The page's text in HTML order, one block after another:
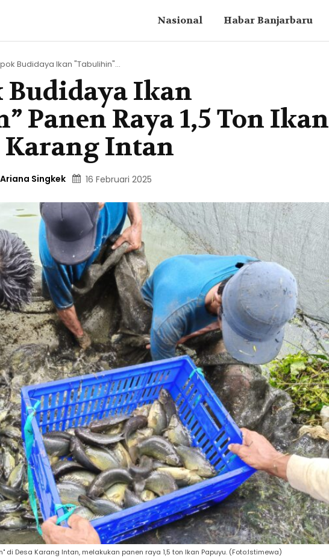
Nasional Habar Banjarbaru
Budidaya Ikan "Tabulihin"...
Budidaya Ikan
Panen Raya 1,5 Ton Ikan
Intan
Singkek 16 Februari 2025
di Desa Karang Intan, melakukan panen raya 1,5 ton Ikan Papuyu. (Foto:Istimewa)